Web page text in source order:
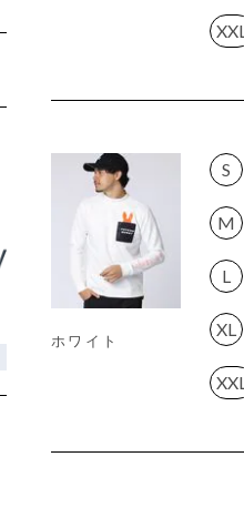
XXL
S
M
L
XL
XXL
ホワイト